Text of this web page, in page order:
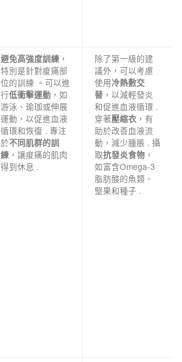
避免高強度訓練 ，
特別是針對痠痛部
位的訓練 。可以進
行低衝擊運動 ，如
游泳、瑜珈或伸展
運動，以促進血液
循環和恢復 . 專注
於不同肌群的訓
練 ，讓痠痛的肌肉
得到休息 .
除了第一級的建
議外，可以考慮
使用冷熱敷交
替 ，以減輕發炎
和促進血液循環 .
穿著壓縮衣 ，有
助於改善血液流
動，減少腫脹 . 攝
取抗發炎食物 ，
如富含Omega-3
脂肪酸的魚類、
堅果和種子 .